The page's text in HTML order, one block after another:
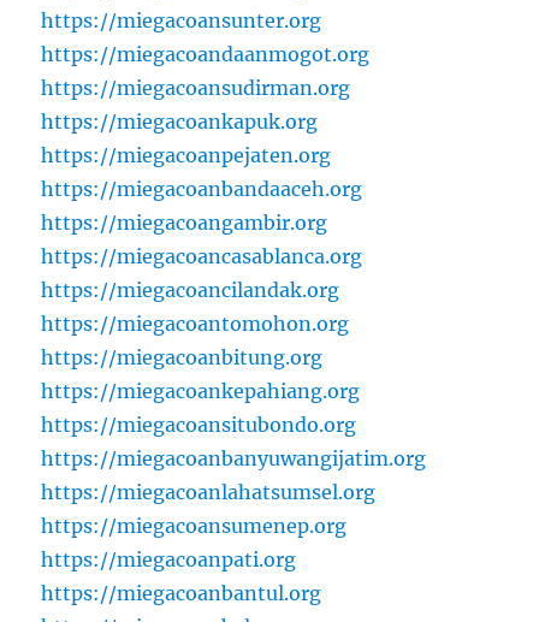
https://miegacoansunter.org
https://miegacoandaanmogot.org
https://miegacoansudirman.org
https://miegacoankapuk.org
https://miegacoanpejaten.org
https://miegacoanbandaaceh.org
https://miegacoangambir.org
https://miegacoancasablanca.org
https://miegacoancilandak.org
https://miegacoantomohon.org
https://miegacoanbitung.org
https://miegacoankepahiang.org
https://miegacoansitubondo.org
https://miegacoanbanyuwangijatim.org
https://miegacoanlahatsumsel.org
https://miegacoansumenep.org
https://miegacoanpati.org
https://miegacoanbantul.org